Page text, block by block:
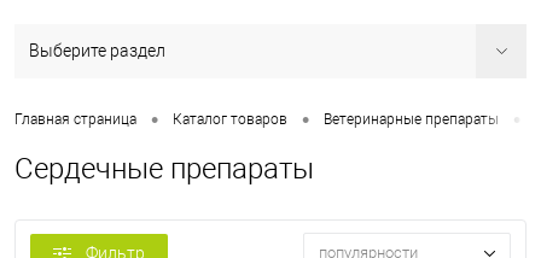
Выберите раздел
Главная страница • Каталог товаров • Ветеринарные препараты •
Сердечные препараты
Фильтр популярности